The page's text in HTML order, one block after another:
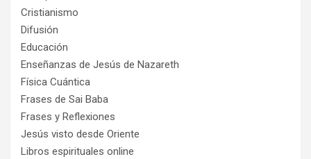
Cristianismo
Difusión
Educación
Enseñanzas de Jesús de Nazareth
Física Cuántica
Frases de Sai Baba
Frases y Reflexiones
Jesús visto desde Oriente
Libros espirituales online